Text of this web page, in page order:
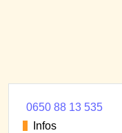
0650 88 13 535
Infos